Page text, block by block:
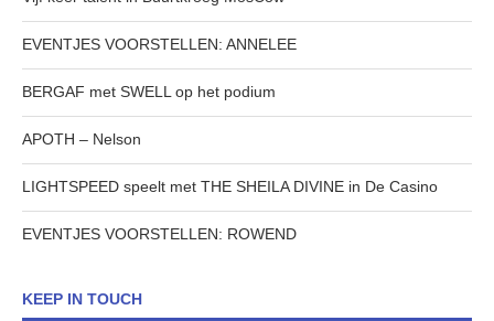
EVENTJES VOORSTELLEN: ANNELEE
BERGAF met SWELL op het podium
APOTH – Nelson
LIGHTSPEED speelt met THE SHEILA DIVINE in De Casino
EVENTJES VOORSTELLEN: ROWEND
KEEP IN TOUCH